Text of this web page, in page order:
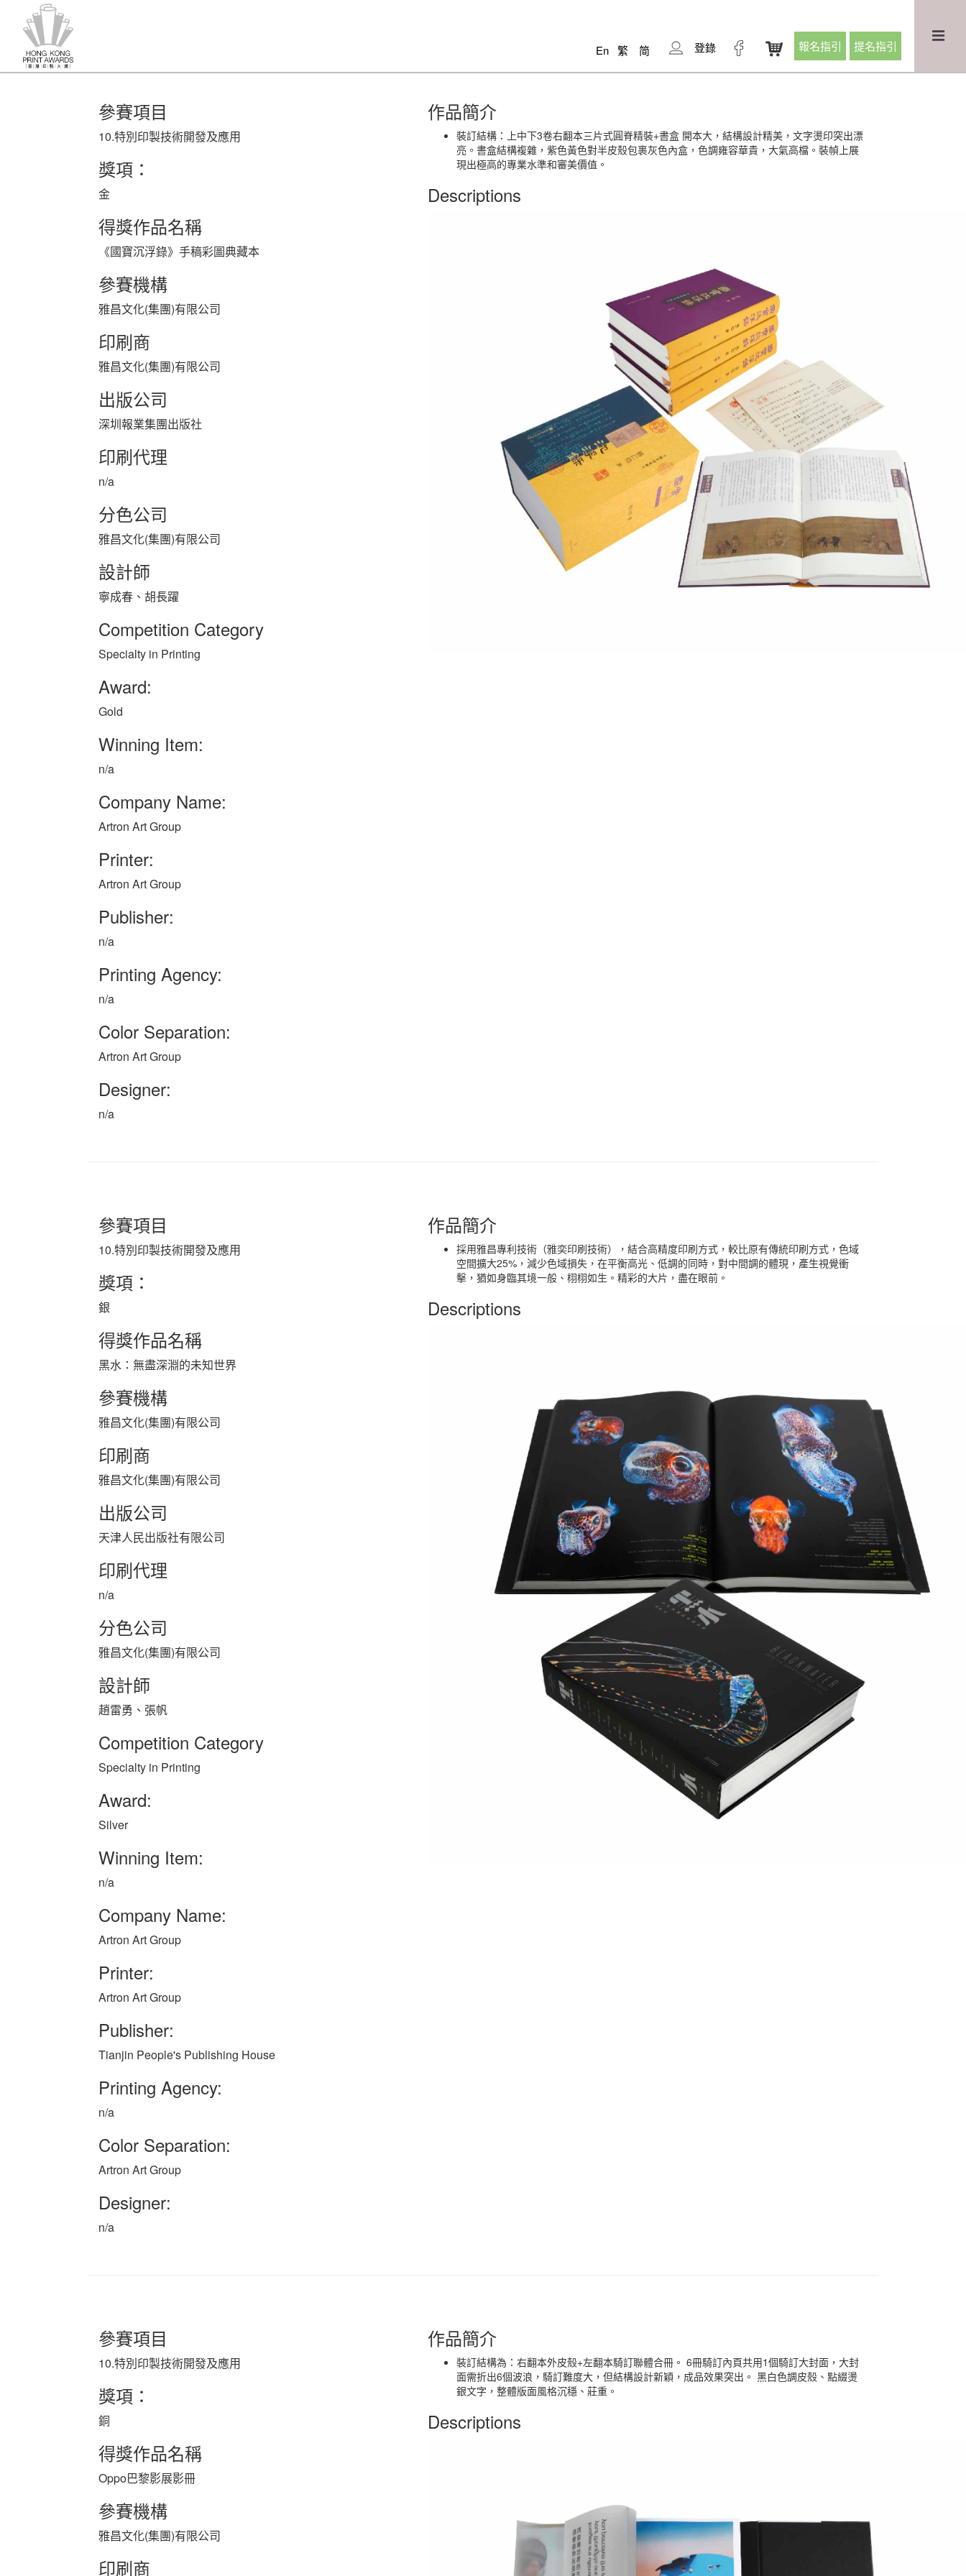
En 繁 简 登錄 報名指引 提名指引
參賽項目
10.特別印製技術開發及應用
獎項：
金
得獎作品名稱
《國寶沉浮錄》手稿彩圖典藏本
參賽機構
雅昌文化(集團)有限公司
印刷商
雅昌文化(集團)有限公司
出版公司
深圳報業集團出版社
印刷代理
n/a
分色公司
雅昌文化(集團)有限公司
設計師
寧成春、胡長躍
Competition Category
Specialty in Printing
Award:
Gold
Winning Item:
n/a
Company Name:
Artron Art Group
Printer:
Artron Art Group
Publisher:
n/a
Printing Agency:
n/a
Color Separation:
Artron Art Group
Designer:
n/a
作品簡介
裝訂結構：上中下3卷右翻本三片式圓脊精裝+書盒 開本大，結構設計精美，文字燙印突出漂
亮。書盒結構複雜，紫色黃色對半皮殼包裹灰色內盒，色調雍容華貴，大氣高檔。裝幀上展
現出極高的專業水準和審美價值。
Descriptions
參賽項目
10.特別印製技術開發及應用
獎項：
銀
得獎作品名稱
黑水：無盡深淵的未知世界
參賽機構
雅昌文化(集團)有限公司
印刷商
雅昌文化(集團)有限公司
出版公司
天津人民出版社有限公司
印刷代理
n/a
分色公司
雅昌文化(集團)有限公司
設計師
趙雷勇、張帆
Competition Category
Specialty in Printing
Award:
Silver
Winning Item:
n/a
Company Name:
Artron Art Group
Printer:
Artron Art Group
Publisher:
Tianjin People's Publishing House
Printing Agency:
n/a
Color Separation:
Artron Art Group
Designer:
n/a
作品簡介
採用雅昌專利技術（雅奕印刷技術），結合高精度印刷方式，較比原有傳統印刷方式，色域
空間擴大25%，減少色域損失，在平衡高光、低調的同時，對中間調的體現，產生視覺衝
擊，猶如身臨其境一般、栩栩如生。精彩的大片，盡在眼前。
Descriptions
參賽項目
10.特別印製技術開發及應用
獎項：
銅
得獎作品名稱
Oppo巴黎影展影冊
參賽機構
雅昌文化(集團)有限公司
印刷商
作品簡介
裝訂結構為：右翻本外皮殼+左翻本騎訂聯體合冊。 6冊騎訂內頁共用1個騎訂大封面，大封
面需折出6個波浪，騎訂難度大，但結構設計新穎，成品效果突出。 黑白色調皮殼、點綴燙
銀文字，整體版面風格沉穩、莊重。
Descriptions